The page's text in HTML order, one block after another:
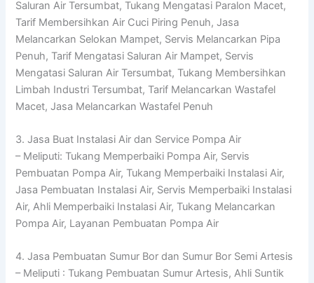
Saluran Air Tersumbat, Tukang Mengatasi Paralon Macet,
Tarif Membersihkan Air Cuci Piring Penuh, Jasa
Melancarkan Selokan Mampet, Servis Melancarkan Pipa
Penuh, Tarif Mengatasi Saluran Air Mampet, Servis
Mengatasi Saluran Air Tersumbat, Tukang Membersihkan
Limbah Industri Tersumbat, Tarif Melancarkan Wastafel
Macet, Jasa Melancarkan Wastafel Penuh
3. Jasa Buat Instalasi Air dan Service Pompa Air
– Meliputi: Tukang Memperbaiki Pompa Air, Servis
Pembuatan Pompa Air, Tukang Memperbaiki Instalasi Air,
Jasa Pembuatan Instalasi Air, Servis Memperbaiki Instalasi
Air, Ahli Memperbaiki Instalasi Air, Tukang Melancarkan
Pompa Air, Layanan Pembuatan Pompa Air
4. Jasa Pembuatan Sumur Bor dan Sumur Bor Semi Artesis
– Meliputi : Tukang Pembuatan Sumur Artesis, Ahli Suntik